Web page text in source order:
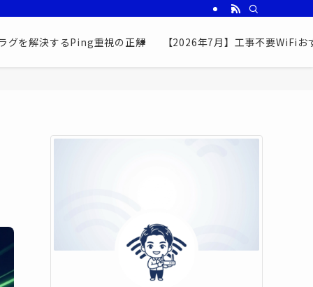
グを解決するPing重視の正解 【2026年7月】工事不要WiFi